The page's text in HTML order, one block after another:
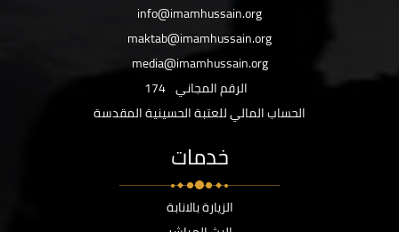
info@imamhussain.org
maktab@imamhussain.org
media@imamhussain.org
الرقم المجاني 174
الحساب المالي للعتبة الحسينية المقدسة
خدمات
الزيارة بالانابة